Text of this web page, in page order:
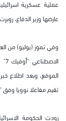
عملية عسكرية
عارضها وزير الدفاع،
وفي تموز (يوليو) من
الموقع، وبعد اطلاع
تقيم مفاعلا نوويا وفق
زودت الحكومة